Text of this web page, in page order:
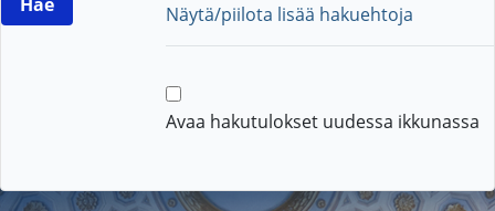
Näytä/piilota lisää hakuehtoja
Avaa hakutulokset uudessa ikkunassa